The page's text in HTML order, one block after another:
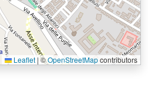
Leaflet |©OpenStreetMapcontributors